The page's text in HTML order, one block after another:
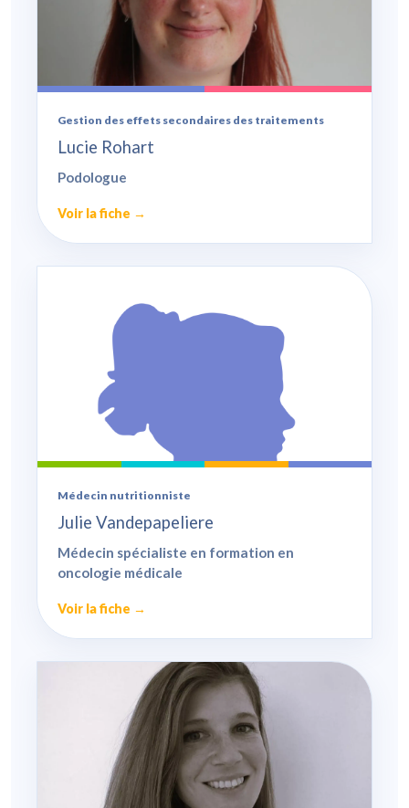
Gestion des effets secondaires des traitements
Lucie Rohart
Podologue
Voir la fiche →
Médecin nutritionniste
Julie Vandepapeliere
Médecin spécialiste en formation en
oncologie médicale
Voir la fiche →